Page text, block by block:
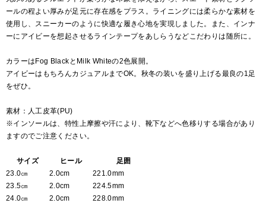
ールの程よい厚みが足元に存在感をプラス。ライニングには柔らかな素材を
使用し、スニーカーのように快適な履き心地を実現しました。また、インナ
ーにアイビーを想起させるラインテープをあしらうなどこだわりは随所に。
カラーはFog BlackとMilk Whiteの2色展開。
アイビーはもちろんカジュアルまでOK。秋冬の装いを盛り上げる最良の1足
をぜひ。
素材：人工皮革(PU)
※インソールは、特性上摩擦や汗により、靴下などへ色移りする場合があり
ますのでご注意ください。
サイズ ヒール
足囲
23.0㎝
2.0cm
221.0mm
23.5㎝
2.0cm
224.5mm
24.0㎝
2.0cm
228.0mm